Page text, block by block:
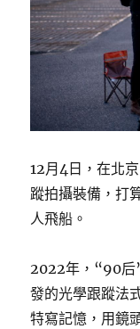
12月4日，在北
蹤拍攝裝備，打
人飛船。
2022年，“90后
發的光學跟蹤法
特寫記憶，用鏡